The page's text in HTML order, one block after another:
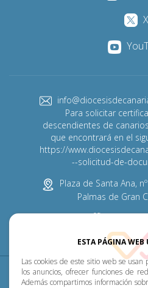
ESTA PÁGINA WEB
Las cookies de este sitio web se
los anuncios, ofrecer funciones de
Además compartimos información
X
Para solicitar
descendientes de
que encontrará en el
https://
--solicitud-de-
Plaza de Santa Ana,
Palmas de Gran
Diócesis Pastoral P.